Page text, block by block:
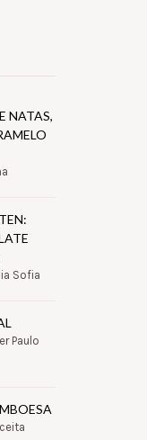
NATAS,
Sofia
Paulo